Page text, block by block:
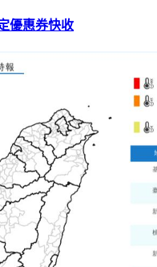
優惠券快收